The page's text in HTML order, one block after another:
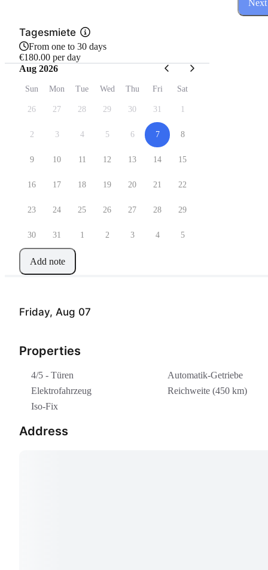
Friday, Aug 07
Properties
4/5 - Türen
Automatik-Getriebe
Elektrofahrzeug
Reichweite (450 km)
Iso-Fix
Address
Tagesmiete
From one to 30 days
€180.00 per day
Aug 2026
Sun Mon Tue Wed Thu Fri Sat
26 27 28 29 30 31 1
2 3 4 5 6 7 8
9 10 11 12 13 14 15
16 17 18 19 20 21 22
23 24 25 26 27 28 29
30 31 1 2 3 4 5
Add note
Next